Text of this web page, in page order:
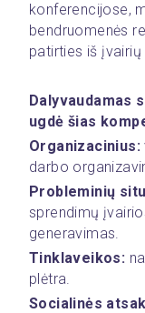
konferencijose,
bendruomenės
patirties iš
Dalyvaudamas
ugdė šias
Organizacinius:
darbo
Probleminių
sprendimų
generavimas.
Tinklaveikos:
plėtra.
Socialinės